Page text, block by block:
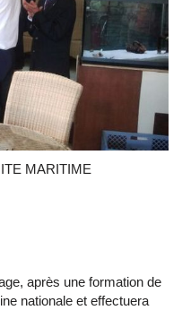
MARITIME
après une formation de
nationale et effectuera